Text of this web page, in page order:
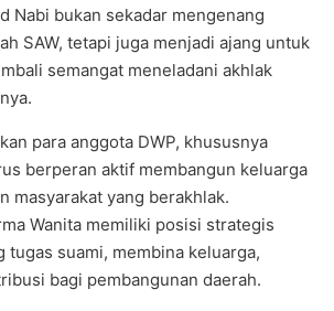
Nabi bukan sekadar mengenang
SAW, tetapi juga menjadi ajang untuk
semangat meneladani akhlak
para anggota DWP, khususnya
berperan aktif membangun keluarga
masyarakat yang berakhlak.
Wanita memiliki posisi strategis
tugas suami, membina keluarga,
bagi pembangunan daerah.